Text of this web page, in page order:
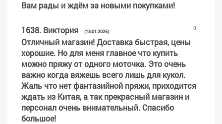
Вам рады и ждём за новыми покупками!
0
1638. Виктория (13.01.2025)
Отличный магазин! Доставка быстрая, цены
хорошие. Но для меня главное что купить
можно пряжу от одного моточка. Это очень
важно когда вяжешь всего лишь для кукол.
Жаль что нет фантазийной пряжи, приходится
ждать из Китая, а так прекрасный магазин и
персонал очень внимательный. Спасибо
большое!